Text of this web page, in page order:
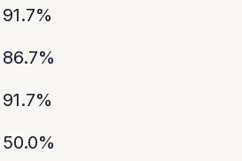
91.7%
86.7%
91.7%
50.0%